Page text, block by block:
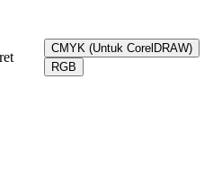
CMYK (Untuk CorelDRAW)
RGB